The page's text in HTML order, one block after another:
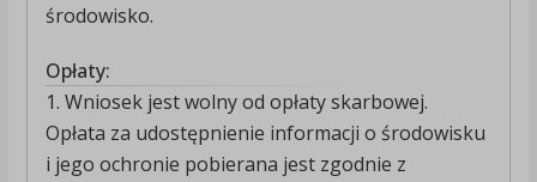
środowisko.
Opłaty:
1. Wniosek jest wolny od opłaty skarbowej.
Opłata za udostępnienie informacji o środowisku
i jego ochronie pobierana jest zgodnie z